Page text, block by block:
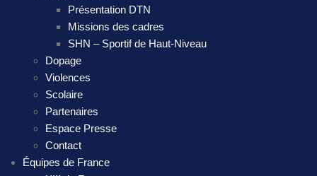
Présentation DTN
Missions des cadres
SHN – Sportif de Haut-Niveau
Dopage
Violences
Scolaire
Partenaires
Espace Presse
Contact
Équipes de France